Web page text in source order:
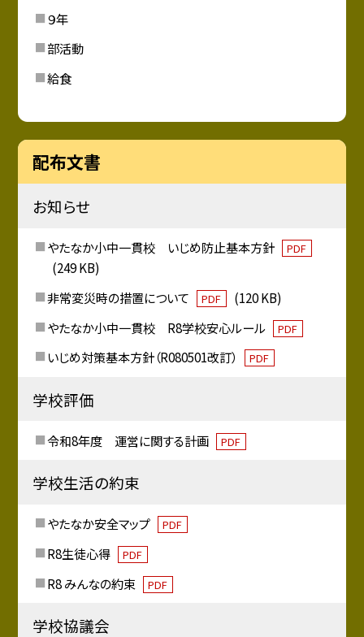
９年
部活動
給食
配布文書
お知らせ
やたなか小中一貫校 いじめ防止基本方針 PDF
(249 KB)
非常変災時の措置について
PDF
(120 KB)
やたなか小中一貫校 R8学校安心ルール
PDF
いじめ対策基本方針（R080501改訂） PDF
学校評価
令和8年度 運営に関する計画 PDF
学校生活の約束
やたなか安全マップ PDF
R8生徒心得 PDF
R8 みんなの約束 PDF
学校協議会